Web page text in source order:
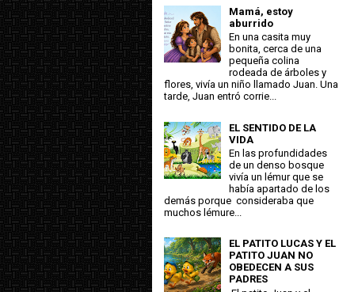
Mamá, estoy
aburrido
En una casita muy
bonita, cerca de una
pequeña colina
rodeada de árboles y
flores, vivía un niño llamado Juan. Una
tarde, Juan entró corrie...
EL SENTIDO DE LA
VIDA
En las profundidades
de un denso bosque
vivía un lémur que se
había apartado de los
demás porque consideraba que
muchos lémure...
EL PATITO LUCAS Y EL
PATITO JUAN NO
OBEDECEN A SUS
PADRES